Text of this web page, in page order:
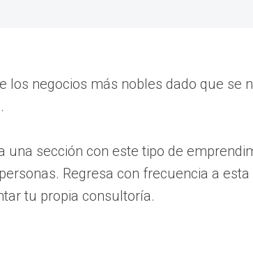
negocios más nobles dado que se
una sección con este tipo de
Regresa con frecuencia a
tu propia consultoría.